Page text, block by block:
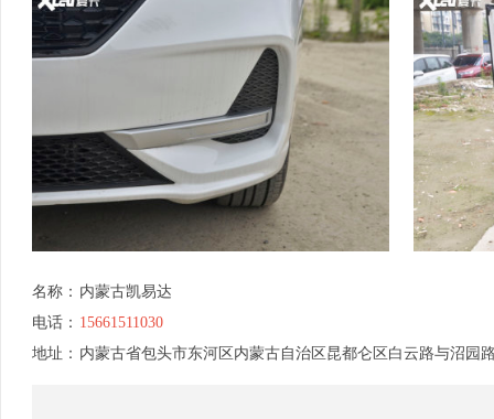
名称： 内蒙古凯易达
电话： 15661511030
地址： 内蒙古省包头市东河区内蒙古自治区昆都仑区白云路与沼园